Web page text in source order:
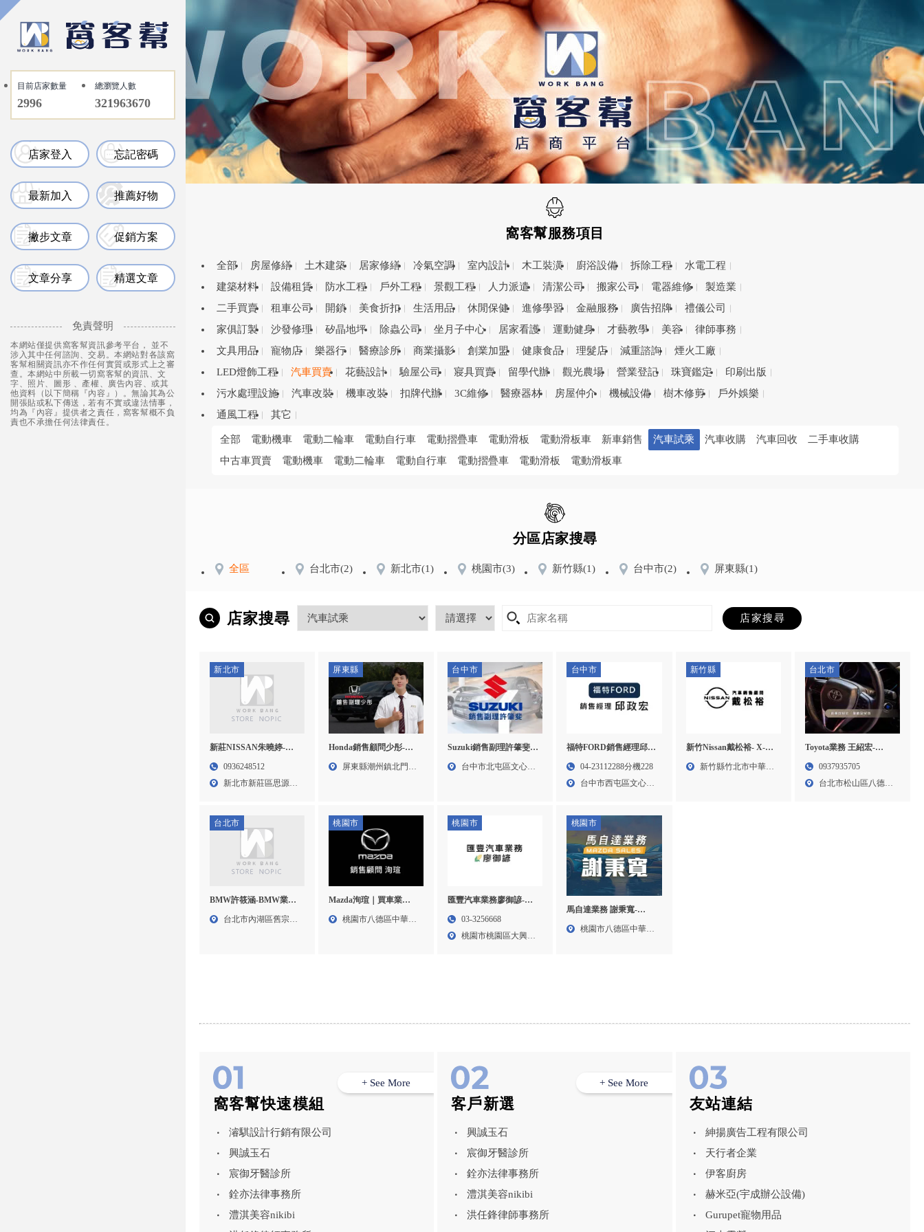
目前店家數量
2996
總瀏覽人數
321963670
店家登入 忘記密碼
最新加入 推薦好物
撇步文章 促銷方案
文章分享 精選文章
免責聲明
本網站僅提供窩客幫資訊參考平台， 並不
涉入其中任何諮詢、交易。本網站對各該窩
客幫相關資訊亦不作任何實質或形式上之審
查。本網站中所載一切窩客幫的資訊、文
字、照片、圖形 、產權、廣告內容、或其
他資料（以下簡稱『內容』）。無論其為公
開張貼或私下傳送，若有不實或違法情事，
均為『內容』提供者之責任，窩客幫概不負
責也不承擔任何法律責任。
窩客幫服務項目
全部 房屋修繕 土木建築 居家修繕 冷氣空調 室內設計 木工裝潢 廚浴設備 拆除工程
水電工程
建築材料
設備租賃 防水工程 戶外工程 景觀工程 人力派遣 清潔公司 搬家公司 電器維修
製造業
二手買賣
租車公司 開鎖 美食折扣 生活用品 休閒保健 進修學習 金融服務 廣告招牌
禮儀公司
家俱訂製
沙發修理 矽晶地坪 除蟲公司 坐月子中心 居家看護 運動健身 才藝教學 美容
律師事務
文具用品
寵物店 樂器行 醫療診所 商業攝影 創業加盟 健康食品 理髮店 減重諮詢
煙火工廠
LED燈飾工程
汽車買賣 花藝設計 驗屋公司 寢具買賣 留學代辦 觀光農場 營業登記 珠寶鑑定
印刷出版
污水處理設施
汽車改裝 機車改裝 扣牌代辦 3C維修 醫療器材 房屋仲介 機械設備 樹木修剪
戶外娛樂
通風工程
其它
全部 電動機車 電動二輪車 電動自行車 電動摺疊車 電動滑板 電動滑板車 新車銷售 汽車試乘 汽車收購 汽車回收
二手車收購
中古車買賣
電動機車 電動二輪車 電動自行車 電動摺疊車 電動滑板 電動滑板車
分區店家搜尋
全區 台北市(2) 新北市(1) 桃園市(3) 新竹縣(1) 台中市(2) 屏東縣(1)
店家搜尋
新北市
新莊NISSAN朱曉婷-
NISSAN業務,KICKS試
莊KICKS試乘
0936248512
新北市新莊區思源路
屏東縣
Honda銷售顧問少彤-
HONDA業務,HONDA買
屏東縣潮州鎮北門路
台中市
Suzuki銷售副理許肇斐-
SUZUKI試乘, SWIFT試
台中市北屯區文心路
台中市
福特FORD銷售經理邱政
宏-福特業務, ranger試乘,
試乘
04-23112288分機228
台中市西屯區文心路
新竹縣
新竹Nissan戴松裕- X-
TRAIL試駕,Nissan業務,
新竹縣竹北市中華路
台北市
Toyota業務 王紹宏-
toyota業務,臺北toyota業
0937935705
台北市松山區八德路
台北市
BMW許筱涵-BMW業
務,BMW試乘,台北BMW
台北市內湖區舊宗路
桃園市
Mazda洵瑄｜買車業
務,Mazda業務,桃園買車
桃園市八德區中華路
桃園市
匯豐汽車業務廖御諺-
CMC業務,CMC業務推
03-3256668
桃園市桃園區大興西
桃園市
馬自達業務 謝秉寬-
Mazda試駕,Mazda CX5
桃園市八德區中華路
窩客幫快速模組
濬騏設計行銷有限公司
興誠玉石
宸御牙醫診所
銓亦法律事務所
澧淇美容nikibi
+ See More
客戶新選
興誠玉石
宸御牙醫診所
銓亦法律事務所
澧淇美容nikibi
洪任鋒律師事務所
+ See More
友站連結
紳揚廣告工程有限公司
天行者企業
伊客廚房
赫米亞(宇成辦公設備)
Gurupet寵物用品